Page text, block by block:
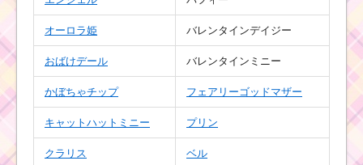
ツムツム2月イベント！
ディズニーミュージッ
クブックス3枚目のミッ
ション内容と攻略
ツムツム確率ア
オーロラ姫 バレンタインデイジー
おばけデール バレンタインミニー
かぼちゃチップ フェアリーゴッドマザー
キャットハットミニー プリン
クラリス ベル